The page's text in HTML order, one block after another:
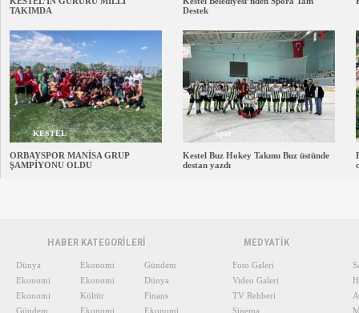
TAKIMDA
Destek
KESTEL
ORBAYSPOR MANİSA GRUP
ŞAMPİYONU OLDU
Spor
Kestel Buz Hokey Takımı Buz üstünde
destan yazdı
HABER KATEGORİLERİ
Dünya Ekonomi
Gündem
Ekonomi
Ekonomi
Dünya
Ekonomi
Kültür
Finans
Gündem
Ekonomi Ekonomi
MEDYATİK
Foto Galeri
Video Galeri
TV Rehberi
Sinema